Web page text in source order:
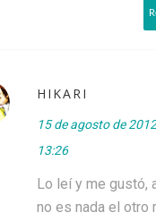
HIKARI
15 de agosto de
13:26
Lo leí y me gustó,
no es nada el otro